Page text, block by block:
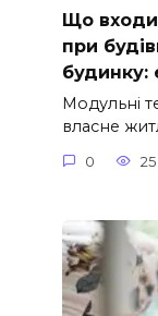
Що
при
будинку:
Модульні
власне
0 25